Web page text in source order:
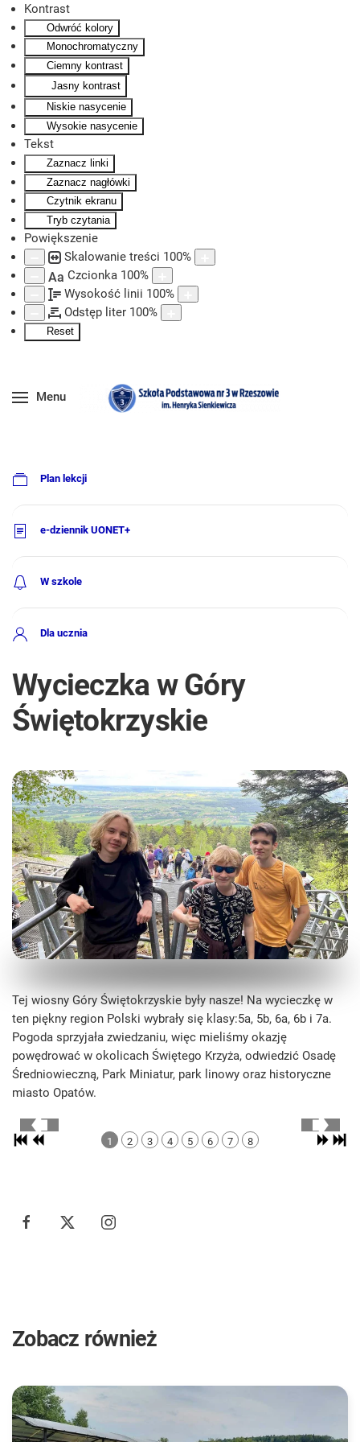
Kontrast
Odwróć kolory
Monochromatyczny
Ciemny kontrast
Jasny kontrast
Niskie nasycenie
Wysokie nasycenie
Tekst
Zaznacz linki
Zaznacz nagłówki
Czytnik ekranu
Tryb czytania
Powiększenie
Skalowanie treści 100%
Aa Czcionka 100%
Wysokość linii 100%
Odstęp liter 100%
Reset
Skip to main content
Menu
Plan lekcji
e-dziennik UONET+
W szkole
Dla ucznia
Wycieczka w Góry
Świętokrzyskie
Tej wiosny Góry Świętokrzyskie były nasze! Na wycieczkę w
ten piękny region Polski wybrały się klasy:5a, 5b, 6a, 6b i 7a.
Pogoda sprzyjała zwiedzaniu, więc mieliśmy okazję
powędrować w okolicach Świętego Krzyża, odwiedzić Osadę
Średniowieczną, Park Miniatur, park linowy oraz historyczne
miasto Opatów.
1 2 3 4 5 6 7 8
Zobacz również